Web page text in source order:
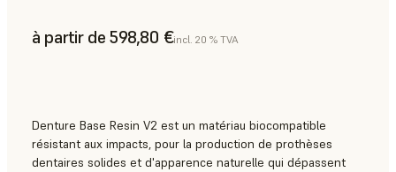
à partir de 598,80 €incl. 20 % TVA
Denture Base Resin V2 est un matériau biocompatible
résistant aux impacts, pour la production de prothèses
dentaires solides et d'apparence naturelle qui dépassent